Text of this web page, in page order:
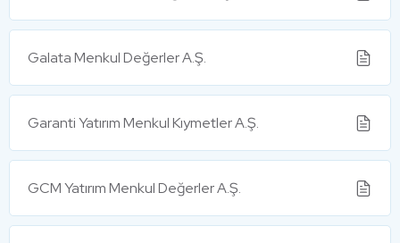
Galata Menkul Değerler A.Ş.
Garanti Yatırım Menkul Kıymetler A.Ş.
GCM Yatırım Menkul Değerler A.Ş.